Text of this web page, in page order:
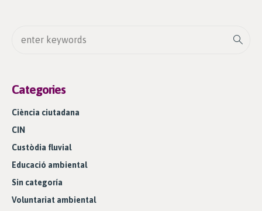
Categories
Ciència ciutadana
CIN
Custòdia fluvial
Educació ambiental
Sin categoría
Voluntariat ambiental